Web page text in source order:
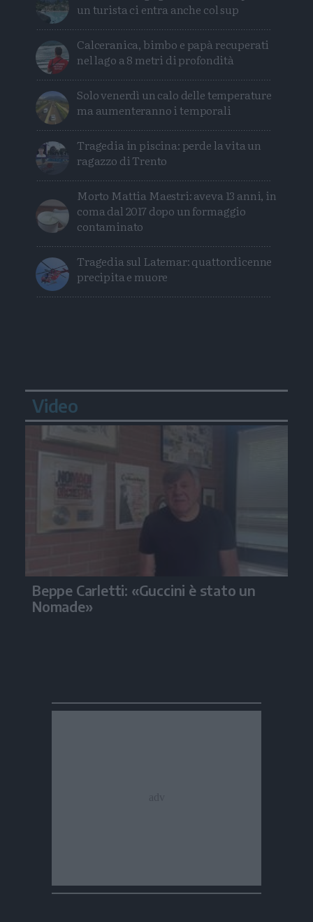
un turista ci entra anche col sup
Calceranica, bimbo e papà recuperati
nel lago a 8 metri di profondità
Solo venerdì un calo delle temperature
ma aumenteranno i temporali
Tragedia in piscina: perde la vita un
ragazzo di Trento
Morto Mattia Maestri: aveva 13 anni, in
coma dal 2017 dopo un formaggio
contaminato
Tragedia sul Latemar: quattordicenne
precipita e muore
Video
Beppe Carletti: «Guccini è stato un
Nomade»